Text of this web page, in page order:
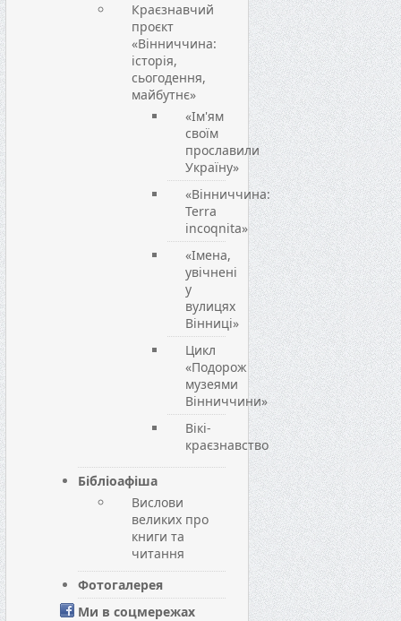
Краєзнавчий
проєкт
«Вінниччина:
історія,
сьогодення,
майбутнє»
«Ім'ям
своїм
прославили
Україну»
«Вінниччина:
Terra
incoqnita»
«Імена,
увічнені
у
вулицях
Вінниці»
Цикл
«Подорож
музеями
Вінниччини»
Вікі-
краєзнавство
Бібліоафіша
Вислови
великих про
книги та
читання
Фотогалерея
Ми в соцмережах